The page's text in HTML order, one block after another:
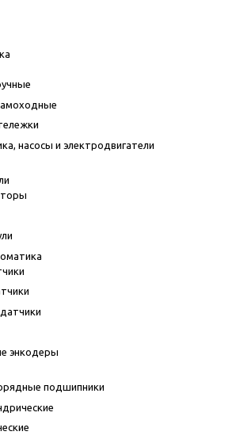
насосы и электродвигатели
энкодеры
подшипники